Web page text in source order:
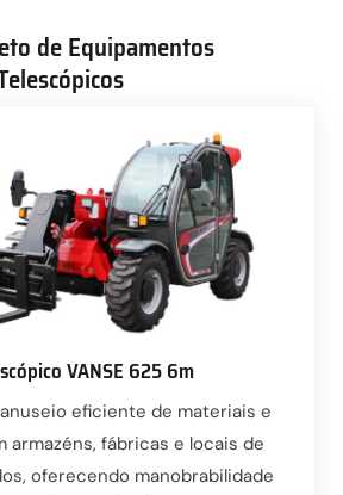
de Equipamentos
VANSE 625 6m
eficiente de materiais e
armazéns, fábricas e locais de
oferecendo manobrabilidade